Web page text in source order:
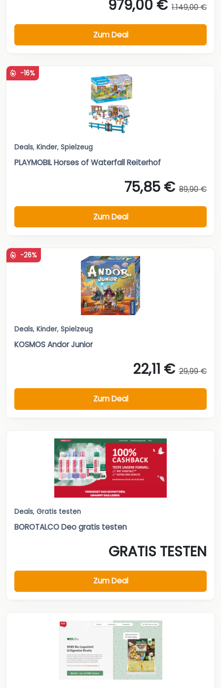
979,00 € 1.149,00 €
Zum Deal
-16%
Deals, Kinder, Spielzeug
PLAYMOBIL Horses of Waterfall Reiterhof
75,85 € 89,90 €
Zum Deal
-26%
Deals, Kinder, Spielzeug
KOSMOS Andor Junior
22,11 € 29,99 €
Zum Deal
Deals, Gratis testen
BOROTALCO Deo gratis testen
GRATIS TESTEN
Zum Deal